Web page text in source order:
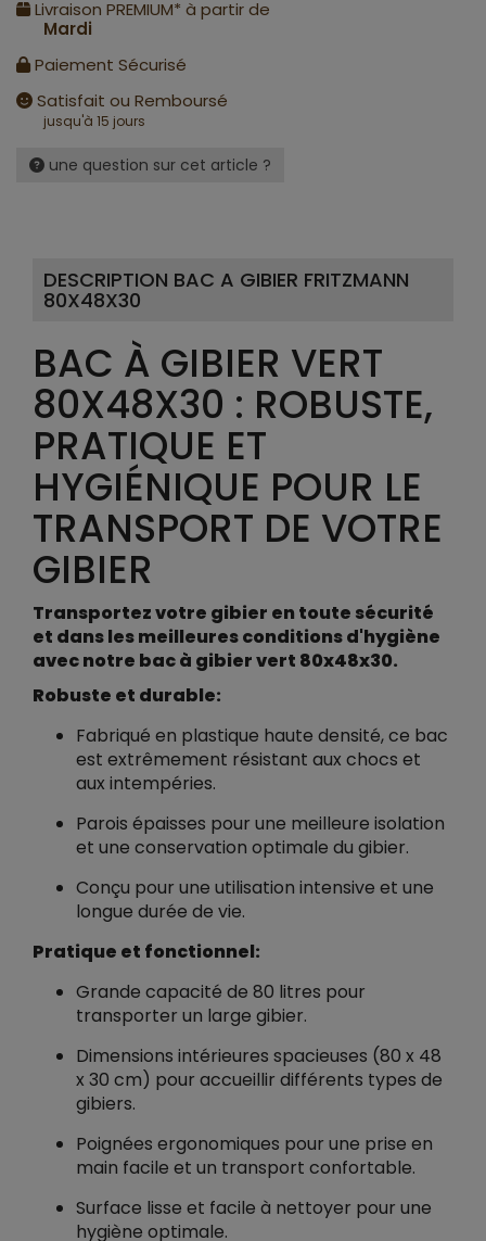
Livraison PREMIUM* à partir de
Mardi
Paiement Sécurisé
Satisfait ou Remboursé
jusqu'à 15 jours
une question sur cet article ?
DESCRIPTION BAC A GIBIER FRITZMANN
80X48X30
BAC À GIBIER VERT
80X48X30 : ROBUSTE,
PRATIQUE ET
HYGIÉNIQUE POUR LE
TRANSPORT DE VOTRE
GIBIER
Transportez votre gibier en toute sécurité
et dans les meilleures conditions d'hygiène
avec notre bac à gibier vert 80x48x30.
Robuste et durable:
Fabriqué en plastique haute densité, ce bac
est extrêmement résistant aux chocs et
aux intempéries.
Parois épaisses pour une meilleure isolation
et une conservation optimale du gibier.
Conçu pour une utilisation intensive et une
longue durée de vie.
Pratique et fonctionnel:
Grande capacité de 80 litres pour
transporter un large gibier.
Dimensions intérieures spacieuses (80 x 48
x 30 cm) pour accueillir différents types de
gibiers.
Poignées ergonomiques pour une prise en
main facile et un transport confortable.
Surface lisse et facile à nettoyer pour une
hygiène optimale.